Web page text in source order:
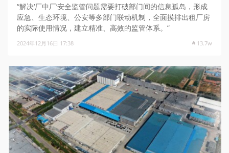
“解决‘厂中厂’安全监管问题需要打破部门间的信息孤岛，形成
应急、生态环境、公安等多部门联动机制，全面摸排出租厂房
的实际使用情况，建立精准、高效的监管体系。”
2024年12月16日 17:38 13.7w